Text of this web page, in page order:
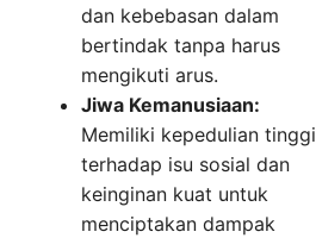
dan kebebasan dalam
bertindak tanpa harus
mengikuti arus.
Jiwa Kemanusiaan:
Memiliki kepedulian tinggi
terhadap isu sosial dan
keinginan kuat untuk
menciptakan dampak